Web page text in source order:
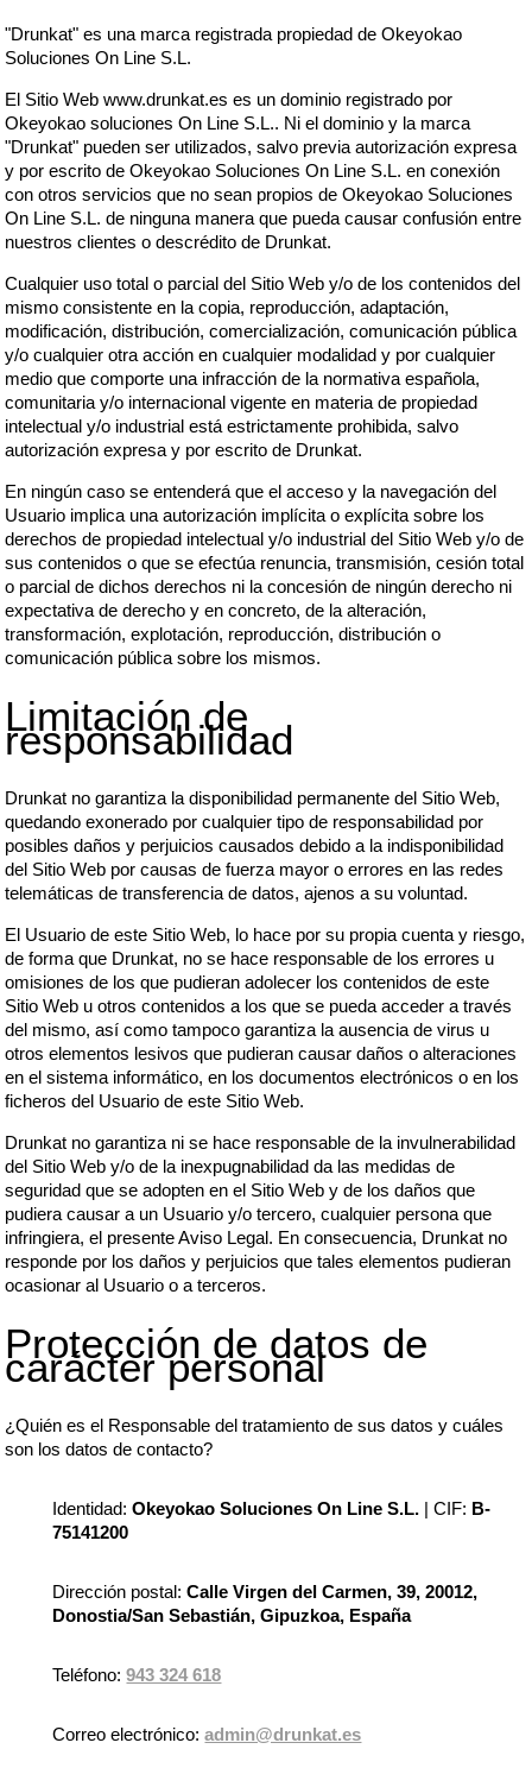
"Drunkat" es una marca registrada propiedad de Okeyokao
Soluciones On Line S.L.
El Sitio Web www.drunkat.es es un dominio registrado por
Okeyokao soluciones On Line S.L.. Ni el dominio y la marca
"Drunkat" pueden ser utilizados, salvo previa autorización expresa
y por escrito de Okeyokao Soluciones On Line S.L. en conexión
con otros servicios que no sean propios de Okeyokao Soluciones
On Line S.L. de ninguna manera que pueda causar confusión entre
nuestros clientes o descrédito de Drunkat.
Cualquier uso total o parcial del Sitio Web y/o de los contenidos del
mismo consistente en la copia, reproducción, adaptación,
modificación, distribución, comercialización, comunicación pública
y/o cualquier otra acción en cualquier modalidad y por cualquier
medio que comporte una infracción de la normativa española,
comunitaria y/o internacional vigente en materia de propiedad
intelectual y/o industrial está estrictamente prohibida, salvo
autorización expresa y por escrito de Drunkat.
En ningún caso se entenderá que el acceso y la navegación del
Usuario implica una autorización implícita o explícita sobre los
derechos de propiedad intelectual y/o industrial del Sitio Web y/o de
sus contenidos o que se efectúa renuncia, transmisión, cesión total
o parcial de dichos derechos ni la concesión de ningún derecho ni
expectativa de derecho y en concreto, de la alteración,
transformación, explotación, reproducción, distribución o
comunicación pública sobre los mismos.
Limitación de
responsabilidad
Drunkat no garantiza la disponibilidad permanente del Sitio Web,
quedando exonerado por cualquier tipo de responsabilidad por
posibles daños y perjuicios causados debido a la indisponibilidad
del Sitio Web por causas de fuerza mayor o errores en las redes
telemáticas de transferencia de datos, ajenos a su voluntad.
El Usuario de este Sitio Web, lo hace por su propia cuenta y riesgo,
de forma que Drunkat, no se hace responsable de los errores u
omisiones de los que pudieran adolecer los contenidos de este
Sitio Web u otros contenidos a los que se pueda acceder a través
del mismo, así como tampoco garantiza la ausencia de virus u
otros elementos lesivos que pudieran causar daños o alteraciones
en el sistema informático, en los documentos electrónicos o en los
ficheros del Usuario de este Sitio Web.
Drunkat no garantiza ni se hace responsable de la invulnerabilidad
del Sitio Web y/o de la inexpugnabilidad da las medidas de
seguridad que se adopten en el Sitio Web y de los daños que
pudiera causar a un Usuario y/o tercero, cualquier persona que
infringiera, el presente Aviso Legal. En consecuencia, Drunkat no
responde por los daños y perjuicios que tales elementos pudieran
ocasionar al Usuario o a terceros.
Protección de datos de
carácter personal
¿Quién es el Responsable del tratamiento de sus datos y cuáles
son los datos de contacto?
Identidad:Okeyokao Soluciones On Line S.L. | CIF: B-
75141200
Dirección postal:Calle Virgen del Carmen, 39, 20012,
Donostia/San Sebastián, Gipuzkoa, España
Teléfono:943 324 618
Correo electrónico:admin@drunkat.es